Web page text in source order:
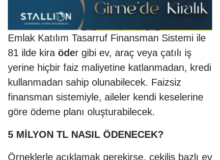
Emlak Katılım Tasarruf Finansman Sistemi ile
81 ilde kira öder gibi ev, araç veya çatılı iş
yerine hiçbir faiz maliyetine katlanmadan, kredi
kullanmadan sahip olunabilecek. Faizsiz
finansman sistemiyle, aileler kendi keselerine
göre ödeme planı oluşturabilecek.
5 MİLYON TL NASIL ÖDENECEK?
Örneklerle açıklamak gerekirse, çekiliş bazlı ev